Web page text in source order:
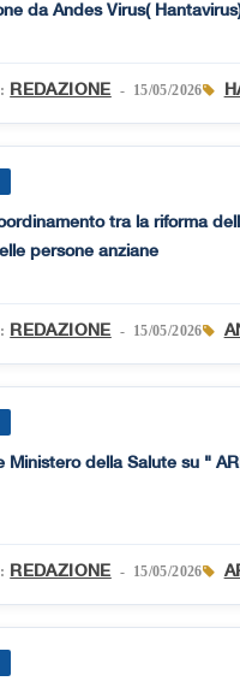
da Andes Virus(
REDAZIONE - 15/05/2026
tra la riforma
persone anziane
REDAZIONE - 15/05/2026
Ministero della Salute su "
REDAZIONE - 15/05/2026